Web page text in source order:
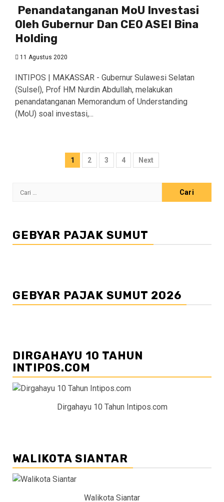
Penandatanganan MoU Investasi
Oleh Gubernur Dan CEO ASEI Bina
Holding
11 Agustus 2020
INTIPOS | MAKASSAR - Gubernur Sulawesi Selatan
(Sulsel), Prof HM Nurdin Abdullah, melakukan
penandatanganan Memorandum of Understanding
(MoU) soal investasi,...
Paginasi
1 2 3 4 Next
Cari
GEBYAR PAJAK SUMUT
GEBYAR PAJAK SUMUT 2026
DIRGAHAYU 10 TAHUN
INTIPOS.COM
Dirgahayu 10 Tahun Intipos.com
WALIKOTA SIANTAR
Walikota Siantar